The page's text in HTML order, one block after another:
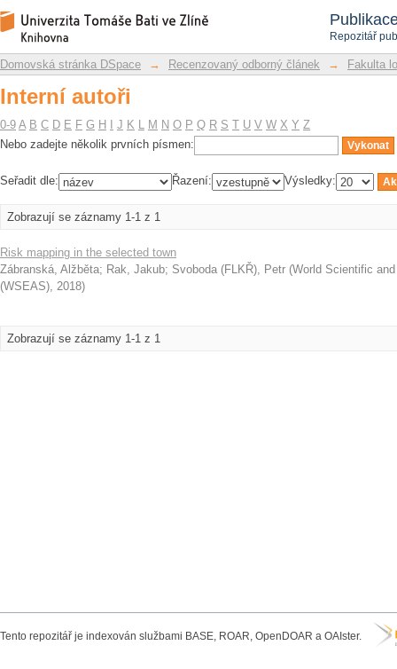
Repozitář
Interní autoři
Repozitář DSpace/Manakin
Domovská stránka DSpace → Recenzovaný odborný článek → Fakulta
Interní autoři
0-9 A B C D E F G H J K L M N O P Q R S T U V W X Y Z
Nebo zadejte několik prvních písmen:
Seřadit dle: Řazení: Výsledky:
Zobrazují se záznamy 1-1 z 1
Risk mapping in the selected town
Zábranská, Alžběta; Rak, Jakub; Svoboda (FLKŘ), Petr (World Scientific
(WSEAS), 2018)
Zobrazují se záznamy 1-1 z 1
Tento repozitář je indexován službami BASE, ROAR, OpenDOAR a OAIster.